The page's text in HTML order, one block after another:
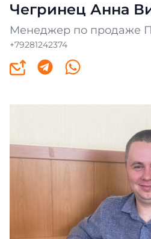
Чегринец Анна
Менеджер по продаже
+79281242374